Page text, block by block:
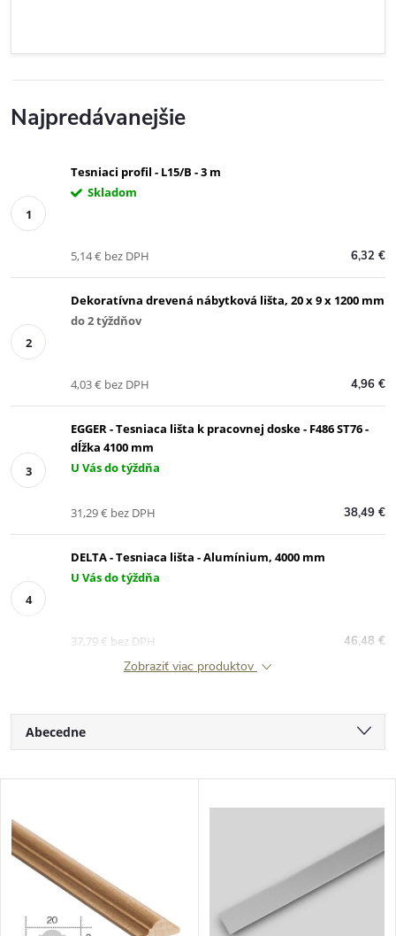
Najpredávanejšie
Tesniaci profil - L15/B - 3 m
Skladom
6,32 €
5,14 € bez DPH
Dekoratívna drevená nábytková lišta, 20 x 9 x 1200 mm
do 2 týždňov
4,96 €
4,03 € bez DPH
EGGER - Tesniaca lišta k pracovnej doske - F486 ST76 -
dĺžka 4100 mm
U Vás do týždňa
38,49 €
31,29 € bez DPH
DELTA - Tesniaca lišta - Alumínium, 4000 mm
U Vás do týždňa
46,48 €
37,79 € bez DPH
Zobraziť viac produktov
R
a
d
e
n
Abecedne
Najpredávanejšie
ý